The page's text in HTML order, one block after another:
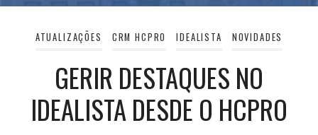
ATUALIZAÇÕES CRM HCPRO IDEALISTA NOVIDADES
GERIR DESTAQUES NO
IDEALISTA DESDE O HCPRO